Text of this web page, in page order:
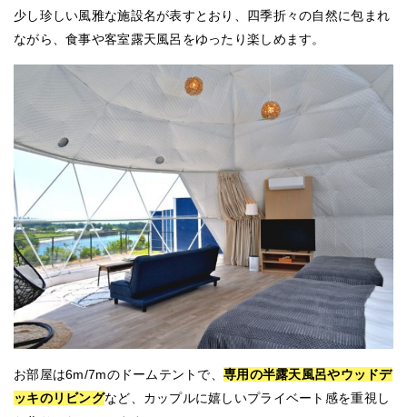
少し珍しい風雅な施設名が表すとおり、四季折々の自然に包まれ
ながら、食事や客室露天風呂をゆったり楽しめます。
お部屋は6m/7mのドームテントで、専用の半露天風呂やウッドデ
ッキのリビングなど、カップルに嬉しいプライベート感を重視し